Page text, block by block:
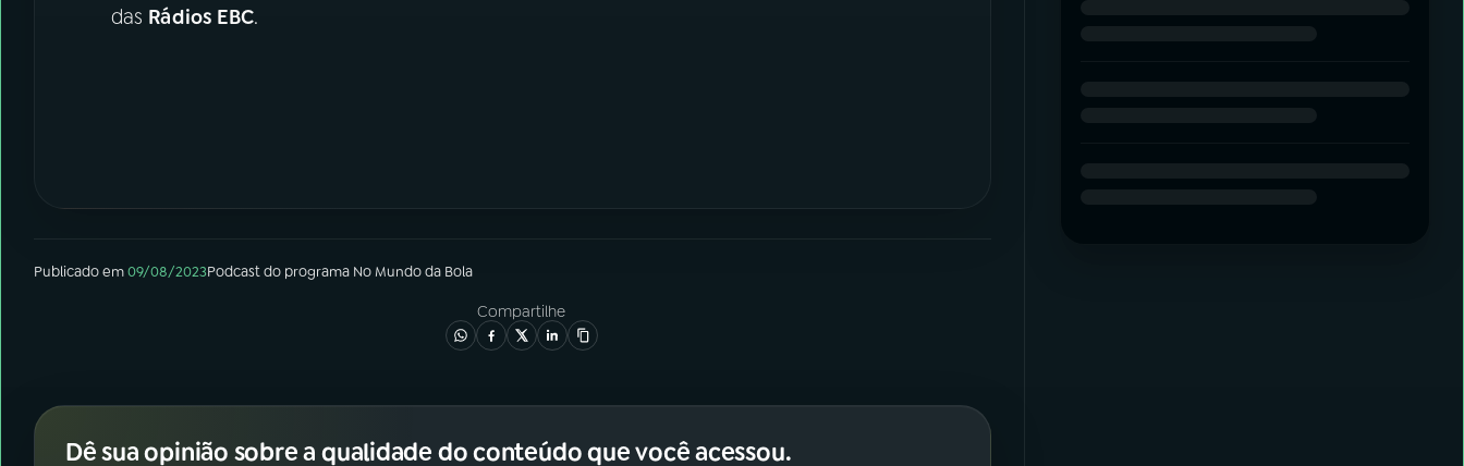
das Rádios EBC.
Publicado em09/08/2023Podcastdo programa No Mundo da Bola
Compartilhe
Dê sua opinião sobre a qualidade do conteúdo que você acessou.